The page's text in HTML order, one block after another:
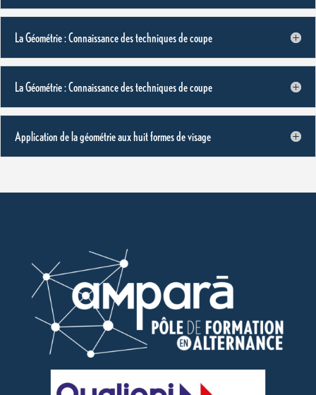
La Géométrie : Connaissance des techniques de coupe
La Géométrie : Connaissance des techniques de coupe
Application de la géométrie aux huit formes de visage